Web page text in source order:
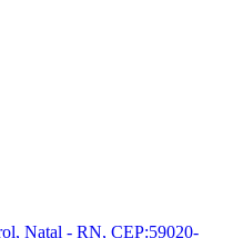
Natal - RN, CEP:59020-